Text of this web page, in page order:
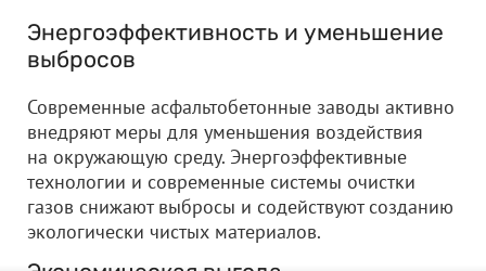
Энергоэффективность и уменьшение
выбросов
Современные асфальтобетонные заводы активно
внедряют меры для уменьшения воздействия
на окружающую среду. Энергоэффективные
технологии и современные системы очистки
газов снижают выбросы и содействуют созданию
экологически чистых материалов.